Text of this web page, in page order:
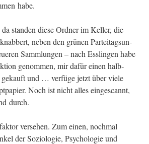
habe.
stan­den die­se Ord­ner im Kel­ler, die
neben den grü­nen Par­tei­tags­un­
Samm­lun­gen – nach Ess­lin­gen habe
genom­men, mir dafür einen halb­
und … ver­fü­ge jetzt über vie­le
Noch ist nicht alles ein­ge­scannt,
durch.
ver­se­hen. Zum einen, noch­mal
der Sozio­lo­gie, Psy­cho­lo­gie und